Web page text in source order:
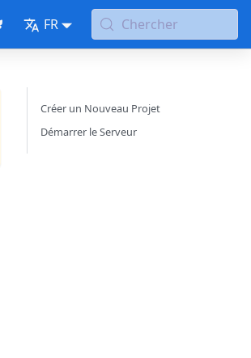
FR Chercher
Créer un Nouveau Projet
Démarrer le Serveur